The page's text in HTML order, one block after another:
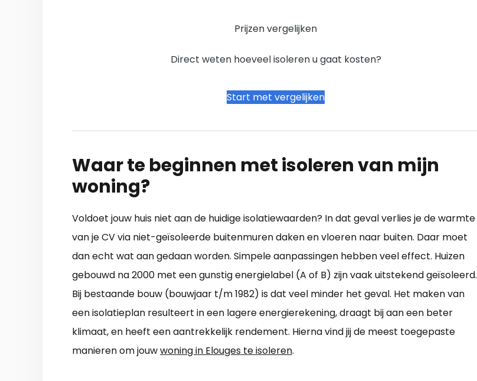
Prijzen vergelijken
Direct weten hoeveel isoleren u gaat kosten?
Start met vergelijken
Waar te beginnen met isoleren van mijn
woning?
Voldoet jouw huis niet aan de huidige isolatiewaarden? In dat geval verlies je de warmte
van je CV via niet-geïsoleerde buitenmuren daken en vloeren naar buiten. Daar moet
dan echt wat aan gedaan worden. Simpele aanpassingen hebben veel effect. Huizen
gebouwd na 2000 met een gunstig energielabel (A of B) zijn vaak uitstekend geïsoleerd.
Bij bestaande bouw (bouwjaar t/m 1982) is dat veel minder het geval. Het maken van
een isolatieplan resulteert in een lagere energierekening, draagt bij aan een beter
klimaat, en heeft een aantrekkelijk rendement. Hierna vind jij de meest toegepaste
manieren om jouwwoning in Elouges te isoleren.